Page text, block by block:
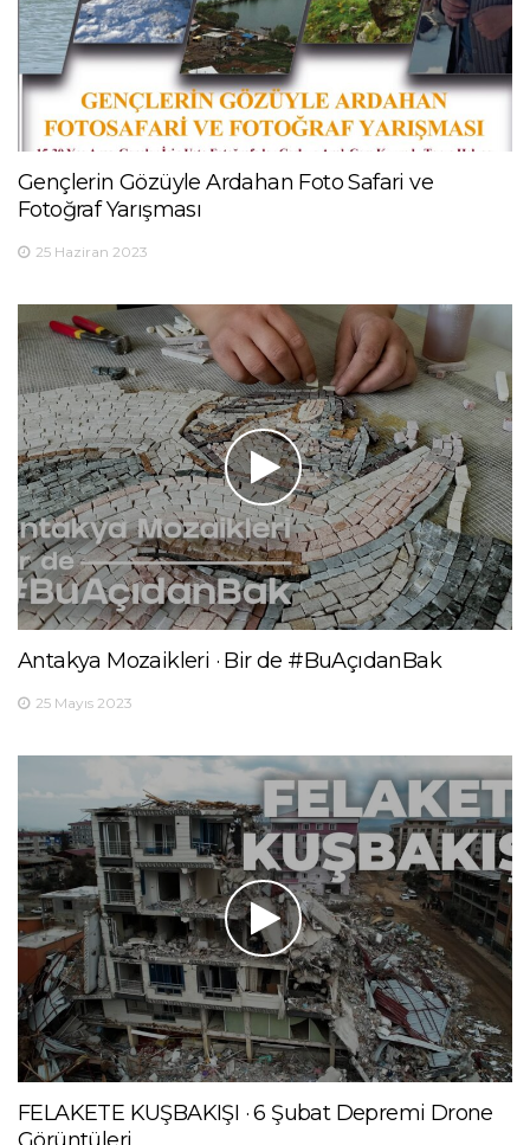
Gençlerin Gözüyle Ardahan Foto Safari ve
Fotoğraf Yarışması
25 Haziran 2023
Antakya Mozaikleri · Bir de #BuAçıdanBak
25 Mayıs 2023
FELAKETE KUŞBAKIŞI · 6 Şubat Depremi Drone
Görüntüleri